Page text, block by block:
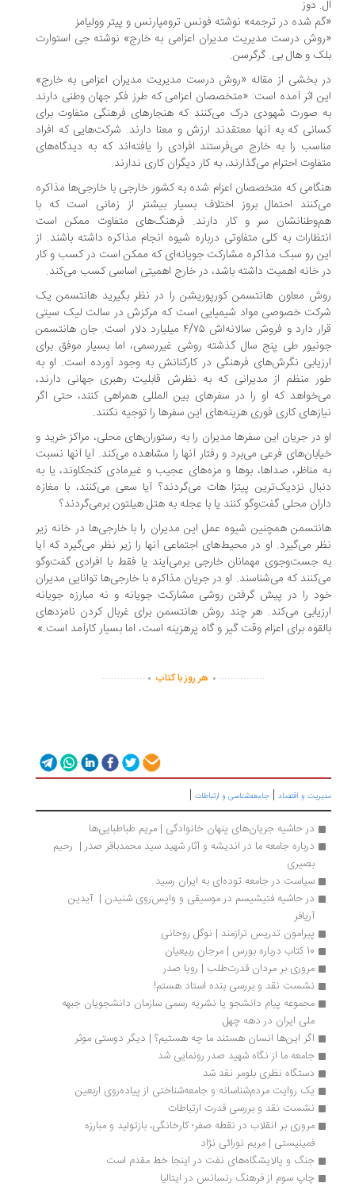
شده در ترجمه» نوشته فونس ترومپارنس و پیتر وولیامز
درست مدیریت مدیران اعزامی به خارج» نوشته جی استوارت
و هال بی. گرگرسن.
بخشی از مقاله «روش درست مدیریت مدیران اعزامی به خارج»
اثر آمده است: «متخصصان اعزامی که طرز فکر جهان وطنی دارند
صورت شهودی درک می‌کنند که هنجارهای فرهنگی متفاوت برای
که به آنها معتقدند ارزش و معنا دارند. شرکت‌هایی که افراد
را به خارج می‌فرستند افرادی را یافته‌اند که به دیدگاه‌های
احترام می‌گذارند، به کار دیگران کاری ندارند.
که متخصصان اعزام شده به کشور خارجی با خارجی‌ها مذاکره
احتمال بروز اختلاف بسیار بیشتر از زمانی است که با
سر و کار دارند. فرهنگ‌های متفاوت ممکن است
به کلی متفاوتی درباره شیوه انجام مذاکره داشته باشند. از
رو سبک مذاکره مشارکت جویانه‌ای که ممکن است در کسب و کار
خانه اهمیت داشته باشد، در خارج اهمیتی اساسی کسب می‌کند.
معاون هانتسمن کورپوریشن را در نظر بگیرید هانتسمن یک
خصوصی مواد شیمیایی است که مرکزش در سالت لیک سیتی
قرار دارد و فروش سالانه‌اش ۴/۷۵ میلیارد دلار است. جان هانتسمن
طی پنج سال گذشته روشی غیررسمی، اما بسیار موفق برای
نگرش‌های فرهنگی در کارکنانش به وجود آورده است. او به
منظم از مدیرانی که به نظرش قابلیت رهبری جهانی دارند،
که او را در سفرهای بین المللی همراهی کنند، حتی اگر
کاری فوری هزینه‌های این سفرها را توجیه نکنند.
در جریان این سفرها مدیران را به رستوران‌های محلی، مراکز خرید و
فرعی می‌برد و رفتار آنها را مشاهده می‌کند. آیا آنها نسبت
مناظر، صداها، بوها و مزه‌های عجیب و غیرمادی کنجکاوند، یا به
نزدیک‌ترین پیتزا هات می‌گردند؟ آیا سعی می‌کنند، با مغازه
محلی گفت‌وگو کنند یا با عجله به هتل هیلتون برمی‌گردند؟
همچنین شیوه عمل این مدیران را با خارجی‌ها در خانه زیر
می‌گیرد. او در محیط‌های اجتماعی آنها را زیر نظر می‌گیرد که آیا
جست‌وجوی مهمانان خارجی برمی‌آیند یا فقط با افرادی گفت‌وگو
که می‌شناسند. او در جریان مذاکره با خارجی‌ها توانایی مدیران
را در پیش گرفتن روشی مشارکت جویانه و نه مبارزه جویانه
می‌کند. هر چند روش هانتسمن برای غربال کردن نامزدهای
برای اعزام وقت گیر و گاه پرهزینه است، اما بسیار کارآمد است.»
...............
. هر روز با کتاب .
..............
و اقتصاد| جامعه‌شناسی و ارتباطات |
در حاشیه جریان‌های پنهان خانوادگی | مریم طباطبایی‌ها
سیاست در جامعه توده‌ای به ایران رسید
پیرامون تدریس ترازمند | نوگل روحانی
مروری بر مردان قدرت‌طلب | رویا صدر
نشست نقد و بررسی بنده استاد هستم!
مجموعه پیام دانشجو یا نشریه رسمی سازمان دانشجویان جبهه
ملی ایران در دهه چهل
اگر این‌ها انسان هستند ما چه هستیم؟ | دیگر دوستی موثر
جامعه ما از نگاه شهید صدر رونمایی شد
دستگاه نظری بلومر نقد شد
یک روایت مردم‌شناسانه و جامعه‌شناختی از پیاده‌روی اربعین
نشست نقد و بررسی قدرت ارتباطات
مروری بر انقلاب در نقطه صفر؛ کارخانگی، بازتولید و مبارزه
فمینیستی | مریم نورائی نژاد
جنگ و پالایشگاه‌های نفت در اینجا خط مقدم است
چاپ سوم از فرهنگ رنسانس در ایتالیا